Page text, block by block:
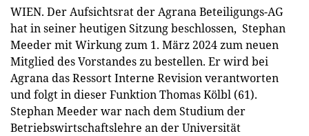
WIEN. Der Aufsichtsrat der Agrana Beteiligungs-AG
hat in seiner heutigen Sitzung beschlossen, Stephan
Meeder mit Wirkung zum 1. März 2024 zum neuen
Mitglied des Vorstandes zu bestellen. Er wird bei
Agrana das Ressort Interne Revision verantworten
und folgt in dieser Funktion Thomas Kölbl (61).
Stephan Meeder war nach dem Studium der
Betriebswirtschaftslehre an der Universität